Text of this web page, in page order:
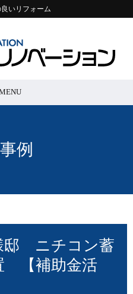
いリフォーム
例
邸 ニチコン蓄
【補助金活